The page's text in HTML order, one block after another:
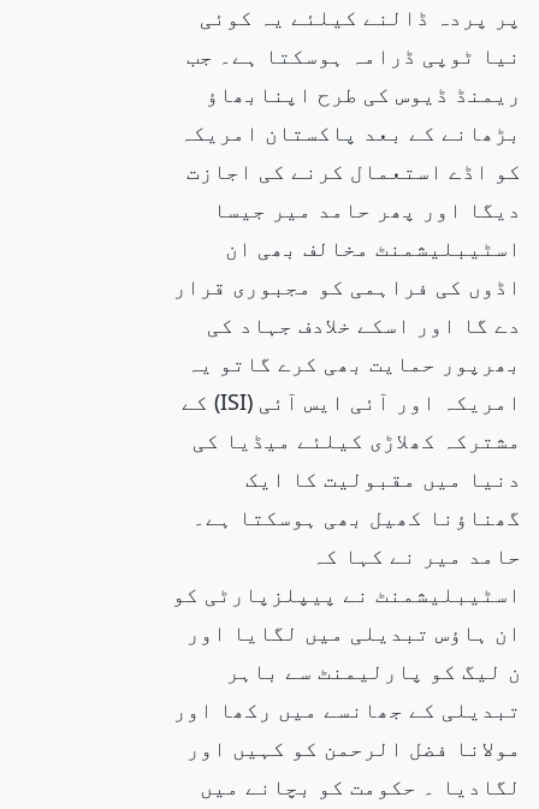
پر پردہ ڈالنے کیلئے یہ کوئی
نیا ٹوپی ڈرامہ ہوسکتا ہے۔ جب
ریمنڈ ڈیوس کی طرح اپنابھاؤ
بڑھانے کے بعد پاکستان امریکہ
کو اڈے استعمال کرنے کی اجازت
دیگا اور پھر حامد میر جیسا
اسٹیبلیشمنٹ مخالف بھی ان
اڈوں کی فراہمی کو مجبوری قرار
دے گا اور اسکے خلادف جہاد کی
بھرپور حمایت بھی کرے گاتو یہ
امریکہ اور آئی ایس آئی (ISI) کے
مشترکہ کھلاڑی کیلئے میڈیا کی
دنیا میں مقبولیت کا ایک
گھناؤنا کھیل بھی ہوسکتا ہے۔
حامد میر نے کہا کہ
اسٹیبلیشمنٹ نے پیپلزپارٹی کو
ان ہاؤس تبدیلی میں لگایا اور
ن لیگ کو پارلیمنٹ سے باہر
تبدیلی کے جھانسے میں رکھا اور
مولانا فضل الرحمن کو کہیں اور
لگادیا ۔ حکومت کو بچانے میں